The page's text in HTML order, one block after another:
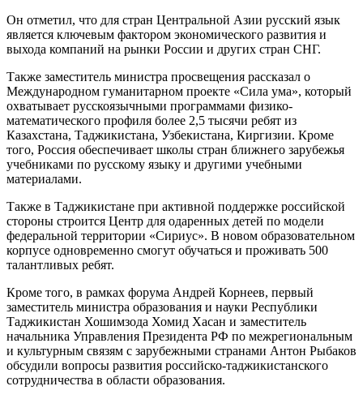
Он отметил, что для стран Центральной Азии русский язык
является ключевым фактором экономического развития и
выхода компаний на рынки России и других стран СНГ.
Также заместитель министра просвещения рассказал о
Международном гуманитарном проекте «Сила ума», который
охватывает русскоязычными программами физико-
математического профиля более 2,5 тысячи ребят из
Казахстана, Таджикистана, Узбекистана, Киргизии. Кроме
того, Россия обеспечивает школы стран ближнего зарубежья
учебниками по русскому языку и другими учебными
материалами.
Также в Таджикистане при активной поддержке российской
стороны строится Центр для одаренных детей по модели
федеральной территории «Сириус». В новом образовательном
корпусе одновременно смогут обучаться и проживать 500
талантливых ребят.
Кроме того, в рамках форума Андрей Корнеев, первый
заместитель министра образования и науки Республики
Таджикистан Хошимзода Хомид Хасан и заместитель
начальника Управления Президента РФ по межрегиональным
и культурным связям с зарубежными странами Антон Рыбаков
обсудили вопросы развития российско-таджикистанского
сотрудничества в области образования.